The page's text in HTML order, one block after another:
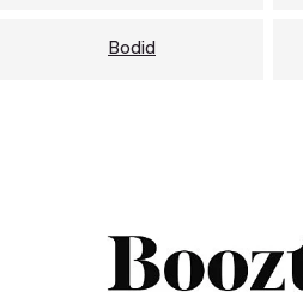
Bodid